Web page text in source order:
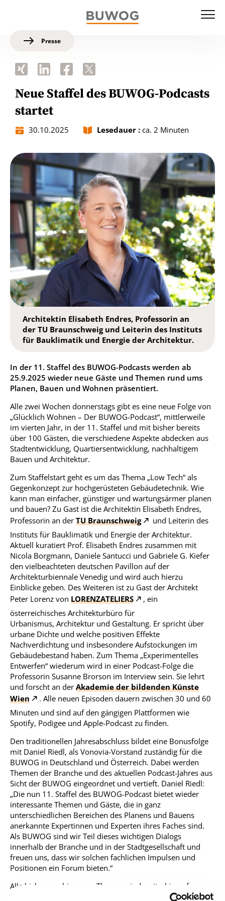
Presse
Neue Staffel des BUWOG-Podcasts
startet
30.10.2025 Lesedauer : ca. 2 Minuten
Architektin Elisabeth Endres, Professorin an
der TU Braunschweig und Leiterin des Instituts
für Bauklimatik und Energie der Architektur.
In der 11. Staffel des BUWOG-Podcasts werden ab
25.9.2025 wieder neue Gäste und Themen rund ums
Planen, Bauen und Wohnen präsentiert.
Alle zwei Wochen donnerstags gibt es eine neue Folge von
„Glücklich Wohnen – Der BUWOG-Podcast“, mittlerweile
im vierten Jahr, in der 11. Staffel und mit bisher bereits
über 100 Gästen, die verschiedene Aspekte abdecken aus
Stadtentwicklung, Quartiersentwicklung, nachhaltigem
Bauen und Architektur.
Zum Staffelstart geht es um das Thema „Low Tech“ als
Gegenkonzept zur hochgerüsteten Gebäudetechnik. Wie
kann man einfacher, günstiger und wartungsärmer planen
und bauen? Zu Gast ist die Architektin Elisabeth Endres,
Professorin an der TU Braunschweig
und Leiterin des
Instituts für Bauklimatik und Energie der Architektur.
Aktuell kuratiert Prof. Elisabeth Endres zusammen mit
Nicola Borgmann, Daniele Santucci und Gabriele G. Kiefer
den vielbeachteten deutschen Pavillon auf der
Architekturbiennale Venedig und wird auch hierzu
Einblicke geben. Des Weiteren ist zu Gast der Architekt
Peter Lorenz von LORENZATELIERS
, ein
österreichisches Architekturbüro für
Urbanismus, Architektur und Gestaltung. Er spricht über
urbane Dichte und welche positiven Effekte
Nachverdichtung und insbesondere Aufstockungen im
Gebäudebestand haben. Zum Thema „Experimentelles
Entwerfen“ wiederum wird in einer Podcast-Folge die
Professorin Susanne Brorson im Interview sein. Sie lehrt
und forscht an der Akademie der bildenden Künste
Wien
. Alle neuen Episoden dauern zwischen 30 und 60
Minuten und sind auf den gängigen Plattformen wie
Spotify, Podigee und Apple-Podcast zu finden.
Den traditionellen Jahresabschluss bildet eine Bonusfolge
mit Daniel Riedl, als Vonovia-Vorstand zuständig für die
BUWOG in Deutschland und Österreich. Dabei werden
Themen der Branche und des aktuellen Podcast-Jahres aus
Sicht der BUWOG eingeordnet und vertieft. Daniel Riedl:
„Die nun 11. Staffel des BUWOG-Podcast bietet wieder
interessante Themen und Gäste, die in ganz
unterschiedlichen Bereichen des Planens und Bauens
anerkannte Expertinnen und Experten ihres Faches sind.
Als BUWOG sind wir Teil dieses wichtigen Dialogs
innerhalb der Branche und in der Stadtgesellschaft und
freuen uns, dass wir solchen fachlichen Impulsen und
Positionen ein Forum bieten.“
Alle bisher erschienenen Themen sind weiterhin auf